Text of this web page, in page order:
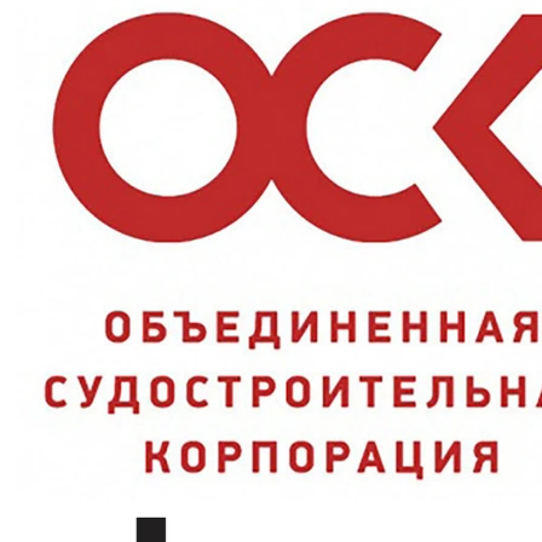
Затемнение:светофильтр класса 3 для повышенной яркости
StrongGlass:
линза устойчива к истиранию и царапинам
Прочность:
поликарбонатная основа защищает от ударов
Характеристики
Очки закрытые с непрямой
вентиляцией
ЗН55 SPARK StrongGlass
Материал линзы
Поликарбонат (PC)
25548
Артикул
4000569
Вопросы и ответы
Чем класс 3 отличается от 2С-1,2?